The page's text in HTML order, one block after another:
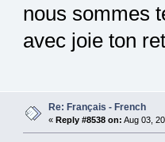
nous sommes
avec joie ton
Re: Français - French
« Reply #8538 on: Aug 03,